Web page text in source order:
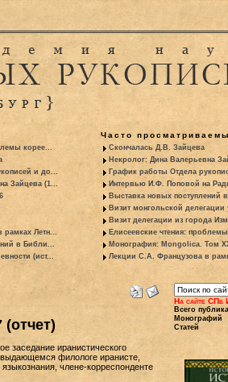
корее...
и до...
Зайцева (1...
Летн...
в Библи...
(ист...
Часто
Скончалась Д.В. Зайцева
Некролог: Дина Валерьевна
График работы Отдела
Интервью И.Ф. Поповой на
Выставка новых поступлений
Визит монгольской делегации
Визит делегации из города
Елисеевские чтения:
Монография: Mongolica. Том
Лекции С.А. Французова в
заседание иранистического
филологе иранисте,
члене-корреспонденте
На сайте
Всего
Монографий
Статей